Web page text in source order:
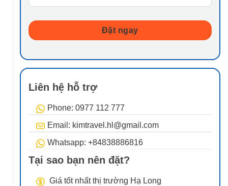
Đặt ngay
Liên hệ hỗ trợ
Phone: 0977 112 777
Email: kimtravel.hl@gmail.com
Whatsapp: +84838886816
Tại sao bạn nên đặt?
Giá tốt nhất thị trường Hạ Long